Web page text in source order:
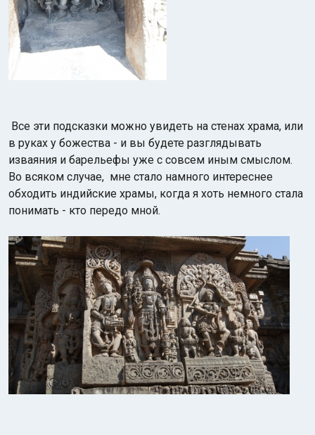
Все эти подсказки можно увидеть на стенах храма, или
в руках у божества - и вы будете разглядывать
изваяния и барельефы уже с совсем иным смыслом.
Во всяком случае, мне стало намного интереснее
обходить индийские храмы, когда я хоть немного стала
понимать - кто передо мной.